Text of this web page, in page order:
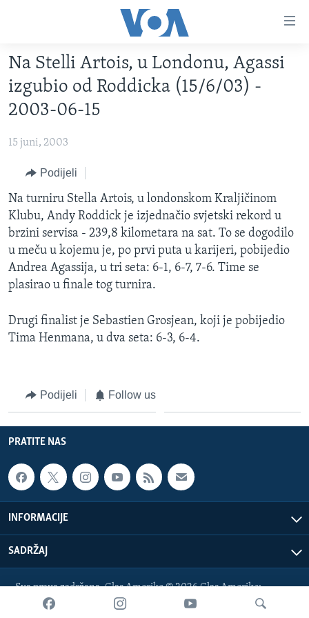
glavni
sadržaj
Pređi
na
glavnu
navigaciju
pretragu
VIDEO
VIJESTI
SJEDINJENE AMERIČKE DRŽAVE
BOSNA I HERCEGOVINA
SVIJET
NAUKA I TEHNOLOGIJA
SPECIJALNI PROJEKTI
KORUPCIJA
SLOBODA MEDIJA
ŽENSKA STRANA
MAGAZIN
O GLASU AMERIKE
Jezici
Na Stelli Artois, u Londonu, Agassi
izgubio od Roddicka (15/6/03) -
2003-06-15
15 juni, 2003
Podijeli
Na turniru Stella Artois, u londonskom Kraljičinom
Klubu, Andy Roddick je izjednačio svjetski rekord u
brzini servisa - 239,8 kilometara na sat. To se dogodilo
u meču u kojemu je, po prvi puta u karijeri, pobijedio
Andrea Agassija, u tri seta: 6-1, 6-7, 7-6. Time se
plasirao u finale tog turnira.
Drugi finalist je Sebastien Grosjean, koji je pobijedio
Tima Henmana, u dva seta: 6-3, 6-4.
Podijeli Follow us
PRATITE NAS
INFORMACIJE
SADRŽAJ
Sva prava zadržana. Glas Amerike © 2026 Glas Amerike:
bosnian-service@voanews.com